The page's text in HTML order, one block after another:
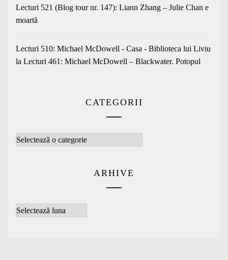
Lecturi 521 (Blog tour nr. 147): Liann Zhang – Julie Chan e
moartă
Lecturi 510: Michael McDowell - Casa - Biblioteca lui Liviu
la Lecturi 461: Michael McDowell – Blackwater. Potopul
CATEGORII
Categorii
ARHIVE
Arhive